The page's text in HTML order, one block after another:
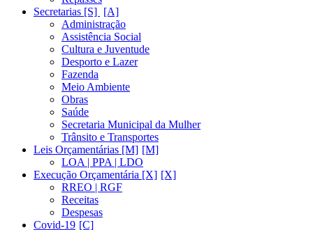
Secretarias [S]
Administração
Assistência Social
Cultura e Juventude
Desporto e Lazer
Fazenda
Meio Ambiente
Obras
Saúde
Secretaria Municipal da Mulher
Trânsito e Transportes
Leis Orçamentárias [M]
LOA | PPA | LDO
Execução Orçamentária [X]
RREO | RGF
Receitas
Despesas
Covid-19